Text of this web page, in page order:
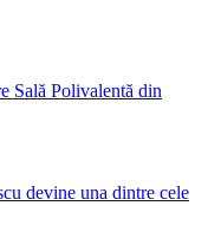
Sală Polivalentă din
devine una dintre cele